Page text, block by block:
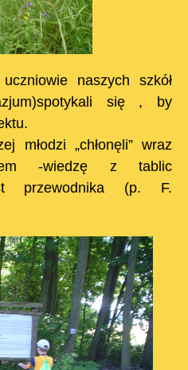
naszych szkół
się , by
młodzi „chłonęli” wraz
-wiedzę z tablic
przewodnika (p. F.